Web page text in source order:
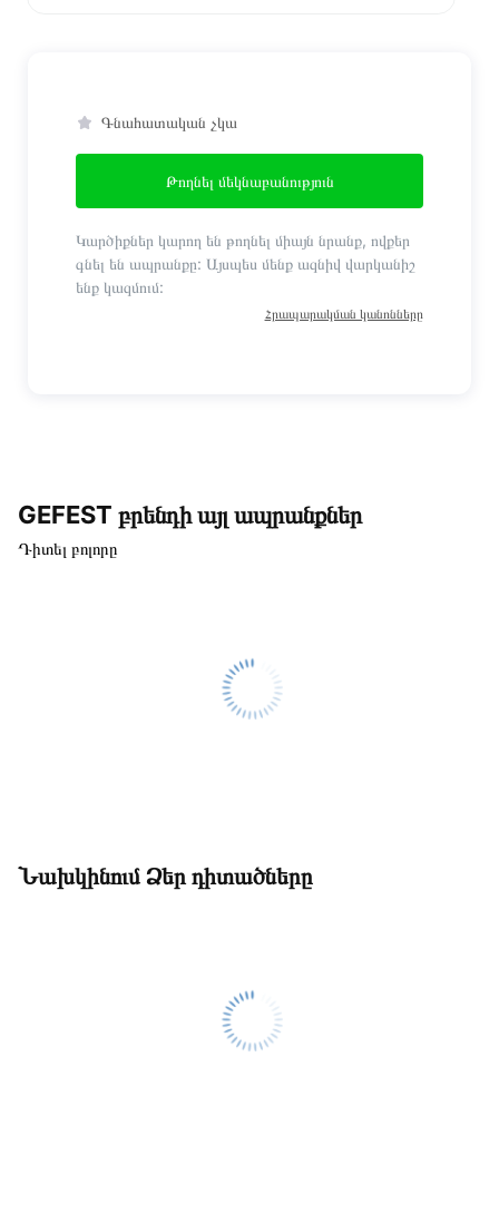
Գնահատական չկա
Թողնել մեկնաբանություն
Կարծիքներ կարող են թողնել միայն նրանք, ովքեր
գնել են ապրանքը: Այսպես մենք ազնիվ վարկանիշ
ենք կազմում:
Հրապարակման կանոնները
GEFEST բրենդի այլ ապրանքներ
Դիտել բոլորը
Նախկինում Ձեր դիտածները